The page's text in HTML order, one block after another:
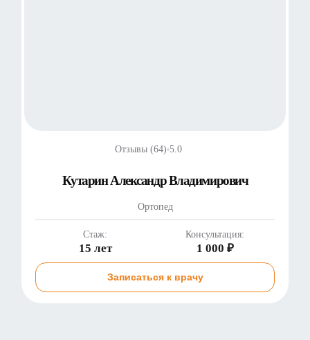
Отзывы (64) 5.0
Кутарин Александр Владимирович
Ортопед
Стаж:
15 лет
Консультация:
1 000 ₽
Записаться к врачу